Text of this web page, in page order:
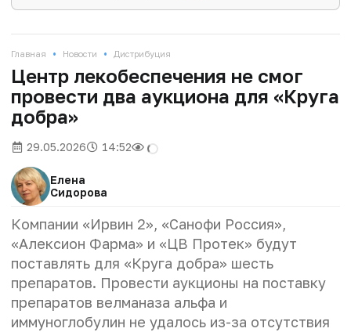
Главная • Новости • Дистрибуция
Центр лекобеспечения не смог
провести два аукциона для «Круга
добра»
29.05.2026 14:52
Елена
Сидорова
Компании «Ирвин 2», «Санофи Россия»,
«Алексион Фарма» и «ЦВ Протек» будут
поставлять для «Круга добра» шесть
препаратов. Провести аукционы на поставку
препаратов велманаза альфа и
иммуноглобулин не удалось из-за отсутствия